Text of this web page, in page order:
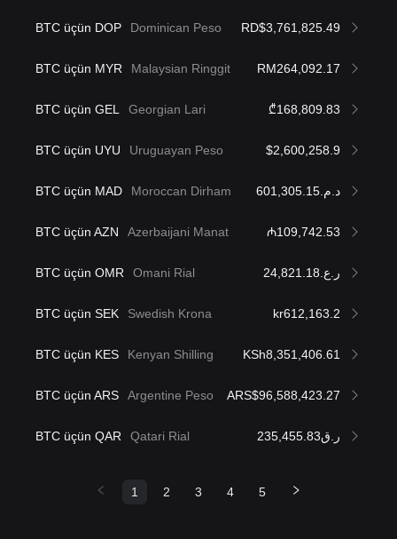
BTC üçün DOP Dominican Peso RD$3,761,825.49
BTC üçün MYR Malaysian Ringgit RM264,092.17
BTC üçün GEL Georgian Lari ₾168,809.83
BTC üçün UYU Uruguayan Peso $2,600,258.9
BTC üçün MAD Moroccan Dirham د.م.601,305.15
BTC üçün AZN Azerbaijani Manat ₼109,742.53
BTC üçün OMR Omani Rial ر.ع.24,821.18
BTC üçün SEK Swedish Krona kr612,163.2
BTC üçün KES Kenyan Shilling KSh8,351,406.61
BTC üçün ARS Argentine Peso ARS$96,588,423.27
BTC üçün QAR Qatari Rial ر.ق235,455.83
1 2 3 4 5